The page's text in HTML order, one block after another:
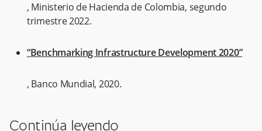
, Ministerio de Hacienda de Colombia, segundo
trimestre 2022.
“Benchmarking Infrastructure Development 2020”
, Banco Mundial, 2020.
Continúa leyendo